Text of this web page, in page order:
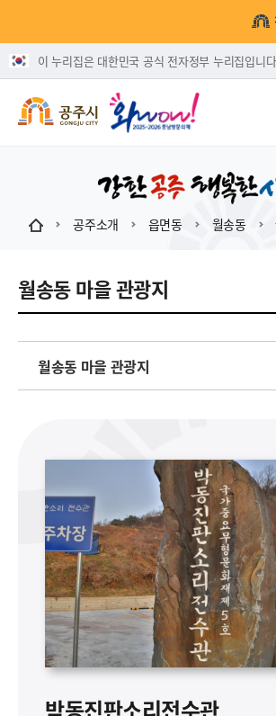
이 누리집은 대한민국 공식 전자정부 누리집입니
공주소개 읍면동 월송동
월송동 마을 관광지
월송동 마을 관광지
박동진판소리전수관